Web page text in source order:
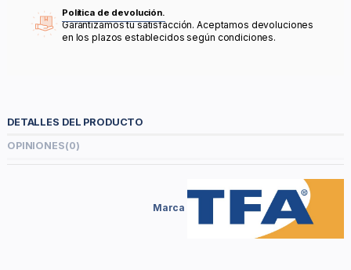
Política de devolución.
Garantizamos tu satisfacción. Aceptamos devoluciones
en los plazos establecidos según condiciones.
DETALLES DEL PRODUCTO
OPINIONES(0)
Marca